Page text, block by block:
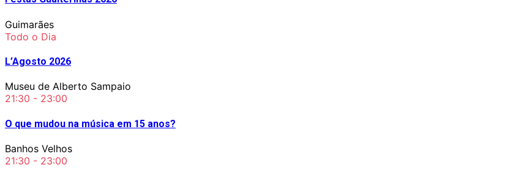
Guimarães
Todo o Dia
L’Agosto 2026
Museu de Alberto Sampaio
21:30 - 23:00
O que mudou na música em 15 anos?
Banhos Velhos
21:30 - 23:00